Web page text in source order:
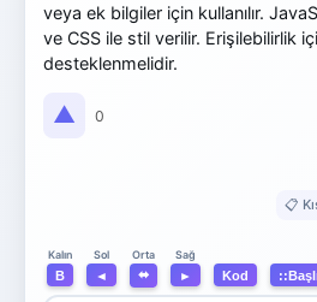
veya ek bilgiler için kullanılır.
ve CSS ile stil verilir. Erişilebilirlik
desteklenmelidir.
▲ 0
📋
Kalın
B
Sol
◄
Orta
⬌
Sağ
► Kod